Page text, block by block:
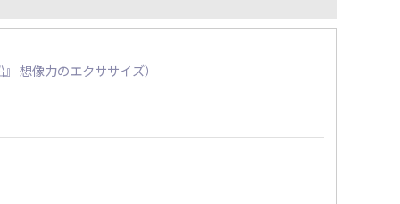
想像力のエクササイズ）